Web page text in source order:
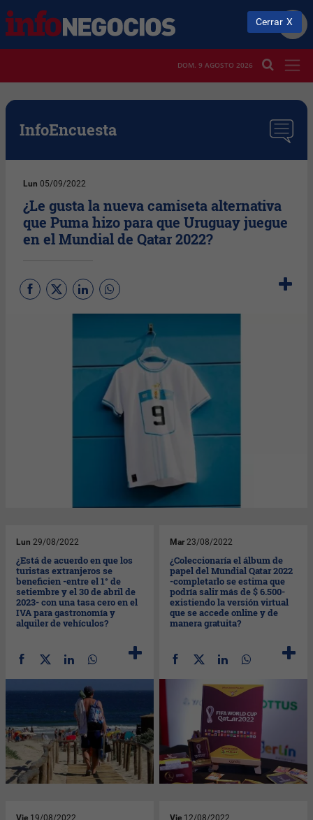
DOM. 9 AGOSTO 2026
InfoEncuesta
Lun 05/09/2022
¿Le gusta la nueva camiseta alternativa
que Puma hizo para que Uruguay juegue
en el Mundial de Qatar 2022?
Lun 29/08/2022
¿Está de acuerdo en que los
turistas extranjeros se
beneficien -entre el 1° de
setiembre y el 30 de abril de
2023- con una tasa cero en el
IVA para gastronomía y
alquiler de vehículos?
Mar 23/08/2022
¿Coleccionaría el álbum de
papel del Mundial Qatar 2022
-completarlo se estima que
podría salir más de $ 6.500-
existiendo la versión virtual
que se accede online y de
manera gratuita?
Vie 19/08/2022 Vie 12/08/2022
Cerrar